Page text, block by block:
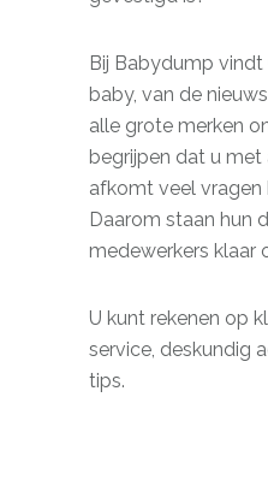
Bij Babydump
baby, van de
alle grote merken
begrijpen dat u
afkomt veel vragen
Daarom staan hun
medewerkers klaar
U kunt rekenen op
service, deskundig
tips.